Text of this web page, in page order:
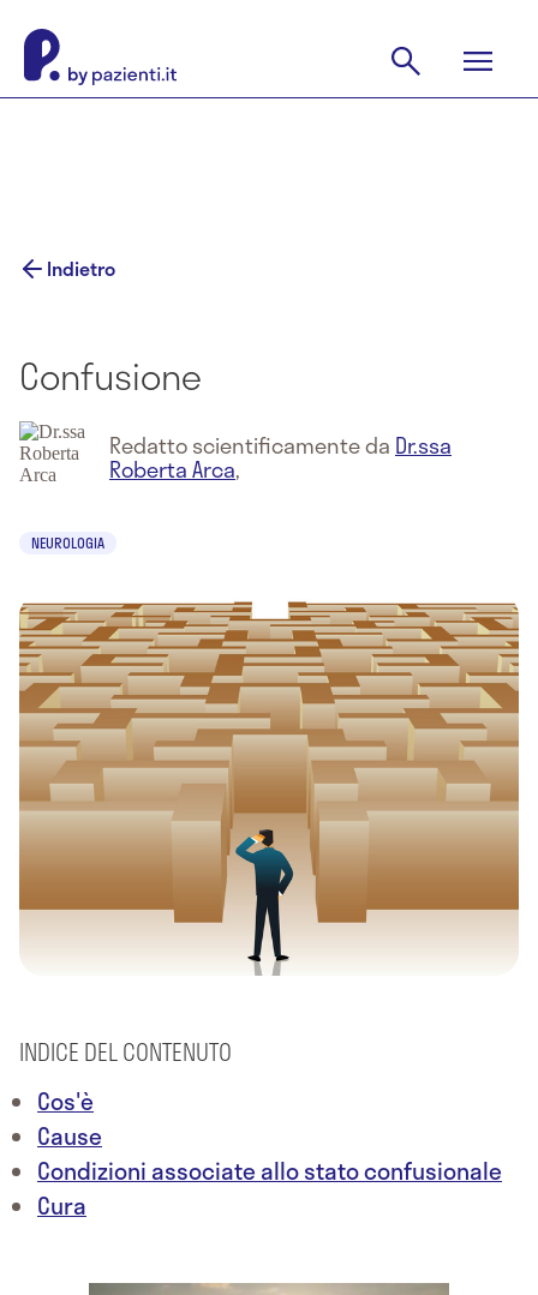
Indietro
Confusione
Redatto scientificamente da Dr.ssa
Roberta Arca,
NEUROLOGIA
INDICE DEL CONTENUTO
Cos'è
Cause
Condizioni associate allo stato confusionale
Cura